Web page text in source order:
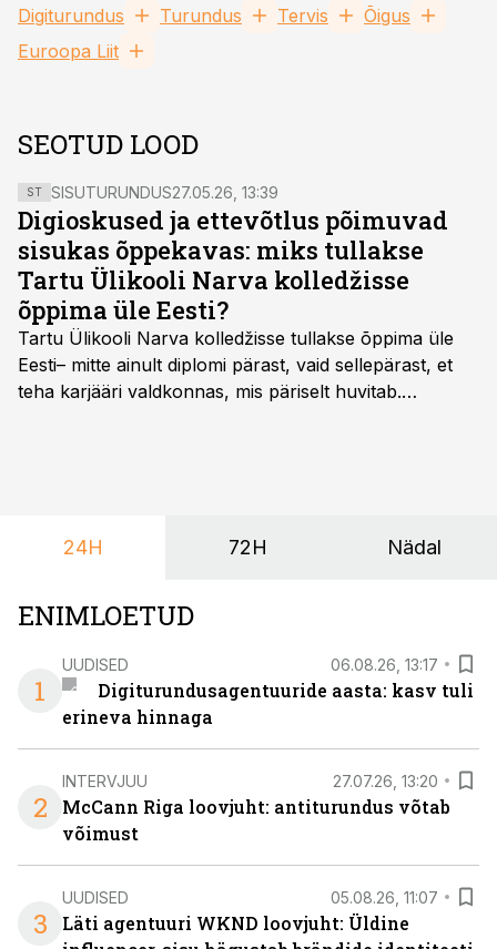
Digiturundus
Turundus Tervis
Õigus
Euroopa Liit
SEOTUD LOOD
ST SISUTURUNDUS27.05.26, 13:39
Digioskused ja ettevõtlus põimuvad
sisukas õppekavas: miks tullakse
Tartu Ülikooli Narva kolledžisse
õppima üle Eesti?
Tartu Ülikooli Narva kolledžisse tullakse õppima üle
Eesti– mitte ainult diplomi pärast, vaid sellepärast, et
teha karjääri valdkonnas, mis päriselt huvitab.
24H 72H Nädal
ENIMLOETUD
1
UUDISED 06.08.26, 13:17
Digiturundusagentuuride aasta: kasv tuli
erineva hinnaga
2
INTERVJUU 27.07.26, 13:20
McCann Riga loovjuht: antiturundus võtab
võimust
3
UUDISED 05.08.26, 11:07
Läti agentuuri WKND loovjuht: Üldine